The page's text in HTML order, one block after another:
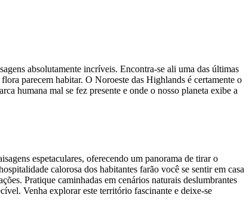
absolutamente incríveis. Encontra-se ali uma das últimas
parecem habitar. O Noroeste das Highlands é certamente o
humana mal se fez presente e onde o nosso planeta exibe a
espetaculares, oferecendo um panorama de tirar o
calorosa dos habitantes farão você se sentir em casa
Pratique caminhadas em cenários naturais deslumbrantes
Venha explorar este território fascinante e deixe-se